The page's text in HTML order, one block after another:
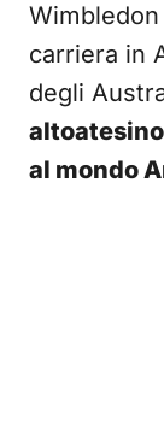
carriera in
degli
al mondo